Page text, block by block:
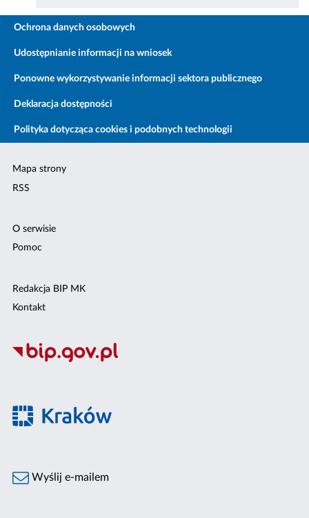
Ochrona danych osobowych
Udostępnianie informacji na wniosek
Ponowne wykorzystywanie informacji sektora publicznego
Deklaracja dostępności
Polityka dotycząca cookies i podobnych technologii
Mapa strony
RSS
O serwisie
Pomoc
Redakcja BIP MK
Kontakt
Wyślij e-mailem